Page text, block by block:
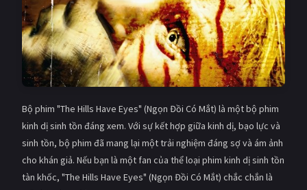
Bộ phim "The Hills Have Eyes" (Ngọn Đồi Có Mắt) là một bộ phim
kinh dị sinh tồn đáng xem. Với sự kết hợp giữa kinh dị, bạo lực và
sinh tồn, bộ phim đã mang lại một trải nghiệm đáng sợ và ám ảnh
cho khán giả. Nếu bạn là một fan của thể loại phim kinh dị sinh tồn
tàn khốc, "The Hills Have Eyes" (Ngọn Đồi Có Mắt) chắc chắn là